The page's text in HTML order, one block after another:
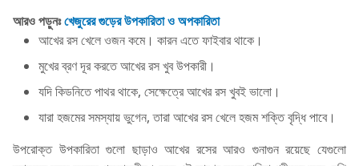
আরও পড়ুনঃখেজুরের গুড়ের উপকারিতা ও অপকারিতা
আখের রস খেলে ওজন কমে। কারন এতে ফাইবার থাকে।
মুখের ব্রণ দূর করতে আখের রস খুব উপকারী।
যদি কিডনিতে পাথর থাকে, সেক্ষেত্রে আখের রস খুবই ভালো।
যারা হজমের সমস্যায় ভুগেন, তারা আখের রস খেলে হজম শক্তি বৃদ্ধি পাবে।
উপরোক্ত উপকারিতা গুলো ছাড়াও আখের রসের আরও গুনাগুন রয়েছে যেগুলো